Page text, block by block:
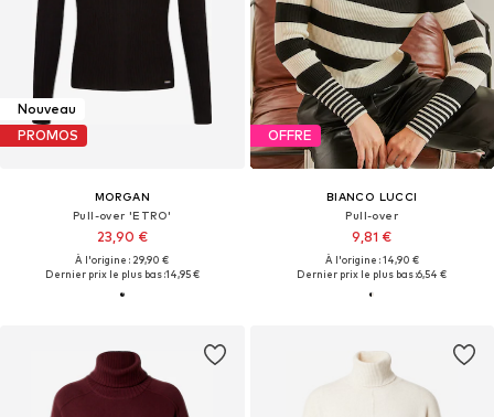
Nouveau
PROMOS
MORGAN
Pull-over 'ETRO'
23,90 €
À l'origine : 29,90 €
Dernier prix le plus bas :14,95 €
OFFRE
BIANCO LUCCI
Pull-over
9,81 €
À l'origine : 14,90 €
Dernier prix le plus bas :6,54 €